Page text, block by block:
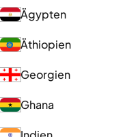
Ägypten
Äthiopien
Georgien
Ghana